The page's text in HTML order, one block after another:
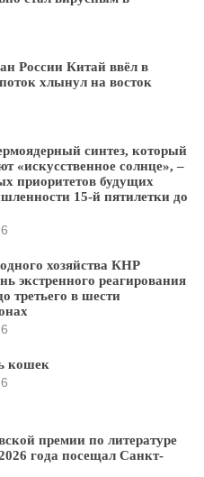
России Китай ввёл в
хлынул на восток
синтез, который
«искусственное солнце», –
приоритетов будущих
15-й пятилетки до
хозяйства КНР
экстренного реагирования
третьего в шести
кошек
премии по литературе
года посещал Санкт-